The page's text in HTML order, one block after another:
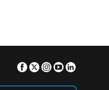
Facebook
TwitterInstagram
Youtube